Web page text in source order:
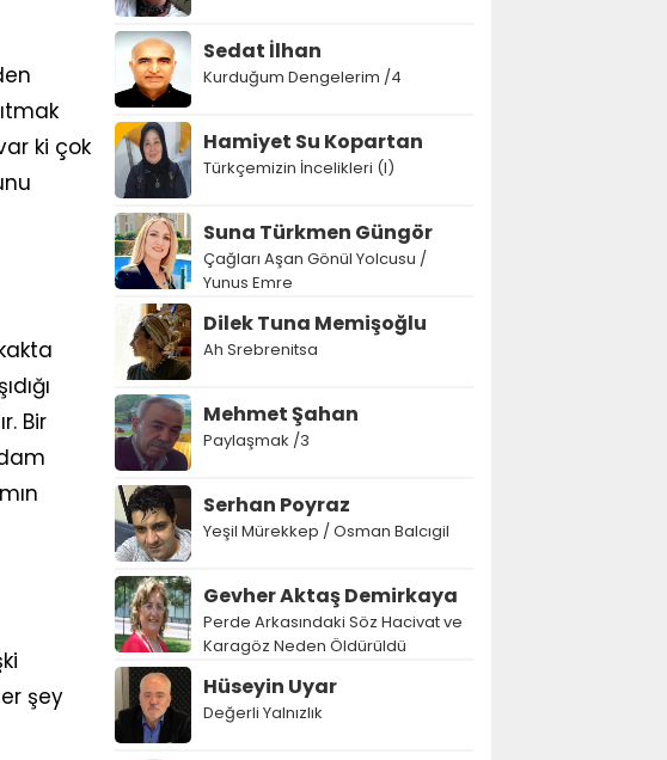
ki çok
Bir
şey
Sedat İlhan
Kurduğum Dengelerim /4
Hamiyet Su Kopartan
Türkçemizin İncelikleri (I)
Suna Türkmen Güngör
Çağları Aşan Gönül Yolcusu /
Yunus Emre
Dilek Tuna Memişoğlu
Ah Srebrenitsa
Mehmet Şahan
Paylaşmak /3
Serhan Poyraz
Yeşil Mürekkep / Osman Balcıgil
Gevher Aktaş Demirkaya
Perde Arkasındaki Söz Hacivat ve
Karagöz Neden Öldürüldü
Hüseyin Uyar
Değerli Yalnızlık